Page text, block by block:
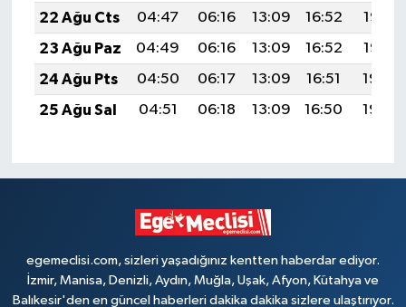
22 Ağu Cts
04:47 06:16 13:09 16:52
19:53
23 Ağu Paz
04:49 06:16 13:09 16:52
19:52
24 Ağu Pts
04:50 06:17 13:09 16:51
19:50
25 Ağu Sal
04:51 06:18 13:09 16:50 19:49
egemeclisi.com, sizleri yaşadığınız kentten haberdar ediyor.
İzmir, Manisa, Denizli, Aydın, Muğla, Uşak, Afyon, Kütahya ve
Balıkesir'den en güncel haberleri dakika dakika sizlere ulaştırıyor.